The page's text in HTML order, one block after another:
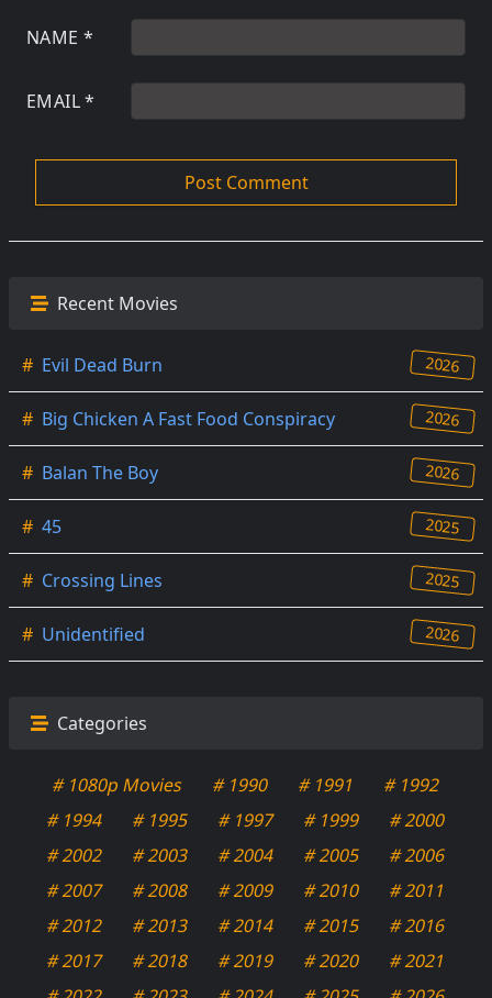
NAME *
EMAIL*
Recent Movies
# Evil Dead Burn 2026
# Big Chicken A Fast Food Conspiracy 2026
# Balan The Boy 2026
# 45 2025
# Crossing Lines 2025
# Unidentified 2026
Categories
# 1080p Movies # 1990 # 1991
# 1992
# 1994
# 1995 # 1997 # 1999
# 2000
# 2002
# 2003 # 2004 # 2005
# 2006
# 2007
# 2008 # 2009 # 2010
# 2011
# 2012
# 2013 # 2014 # 2015
# 2016
# 2017
# 2018 # 2019 # 2020
# 2021